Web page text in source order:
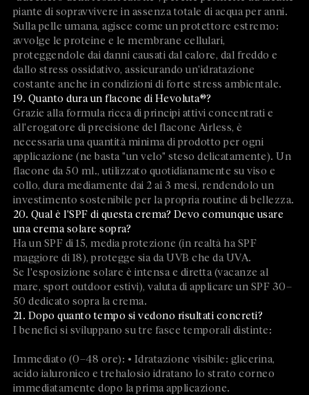
piante di sopravvivere in assenza totale di acqua per anni.
Sulla pelle umana, agisce come un protettore estremo:
avvolge le proteine e le membrane cellulari,
proteggendole dai danni causati dal calore, dal freddo e
dallo stress ossidativo, assicurando un'idratazione
costante anche in condizioni di forte stress ambientale.
19. Quanto dura un flacone di Hevoluta®?
Grazie alla formula ricca di principi attivi concentrati e
all'erogatore di precisione del flacone Airless, è
necessaria una quantità minima di prodotto per ogni
applicazione (ne basta "un velo" steso delicatamente). Un
flacone da 50 ml., utilizzato quotidianamente su viso e
collo, dura mediamente dai 2 ai 3 mesi, rendendolo un
investimento sostenibile per la propria routine di bellezza.
20. Qual è l'SPF di questa crema? Devo comunque usare
una crema solare sopra?
Ha un SPF di 15, media protezione (in realtà ha SPF
maggiore di 18), protegge sia da UVB che da UVA.
Se l'esposizione solare è intensa e diretta (vacanze al
mare, sport outdoor estivi), valuta di applicare un SPF 30–
50 dedicato sopra la crema.
21. Dopo quanto tempo si vedono risultati concreti?
I benefici si sviluppano su tre fasce temporali distinte:
Immediato (0–48 ore): • Idratazione visibile: glicerina,
acido ialuronico e trehalosio idratano lo strato corneo
immediatamente dopo la prima applicazione.